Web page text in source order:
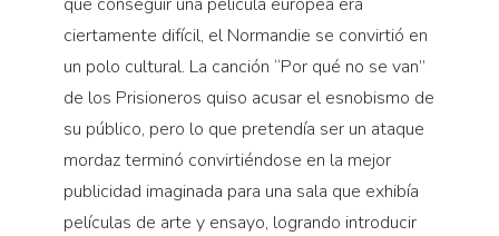
ciertamente difícil, el Normandie se convirtió en
un polo cultural. La canción “Por qué no se van”
de los Prisioneros quiso acusar el esnobismo de
su público, pero lo que pretendía ser un ataque
mordaz terminó convirtiéndose en la mejor
publicidad imaginada para una sala que exhibía
películas de arte y ensayo, logrando introducir